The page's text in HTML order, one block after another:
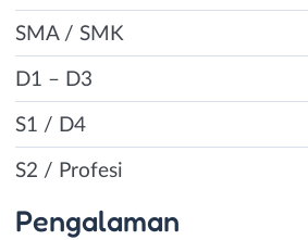
SMA / SMK
D1 – D3
S1 / D4
S2 / Profesi
Pengalaman